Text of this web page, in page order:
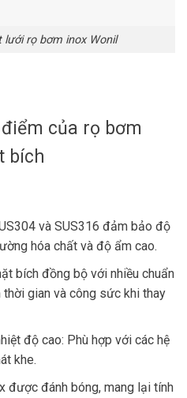
rọ bơm inox Wonil
của rọ bơm
bích
và SUS316 đảm bảo độ
hóa chất và độ ẩm cao.
bích đồng bộ với nhiều chuẩn
gian và công sức khi thay
độ cao: Phù hợp với các hệ
khe.
được đánh bóng, mang lại tính